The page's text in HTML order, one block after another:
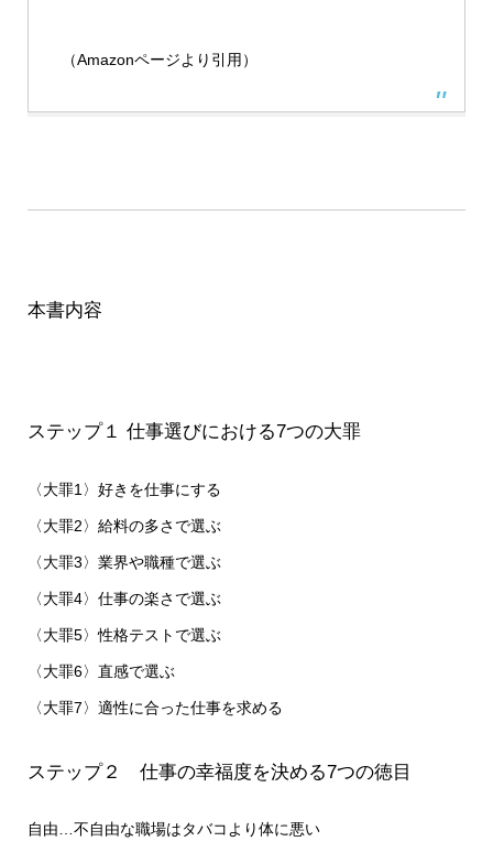
（Amazonページより引用）
本書内容
ステップ１ 仕事選びにおける7つの大罪
〈大罪1〉好きを仕事にする
〈大罪2〉給料の多さで選ぶ
〈大罪3〉業界や職種で選ぶ
〈大罪4〉仕事の楽さで選ぶ
〈大罪5〉性格テストで選ぶ
〈大罪6〉直感で選ぶ
〈大罪7〉適性に合った仕事を求める
ステップ２ 仕事の幸福度を決める7つの徳目
自由…不自由な職場はタバコより体に悪い